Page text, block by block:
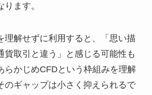
ます。
理解せずに利用すると、「思い描
貨取引と違う」と感じる可能性も
らかじめCFDという枠組みを理解
のギャップは小さく抑えられるで